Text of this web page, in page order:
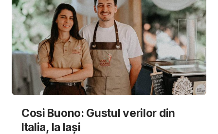
Cosi Buono: Gustul verilor din
Italia, la Iași